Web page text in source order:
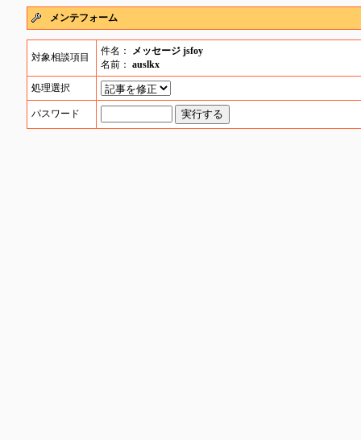
メンテフォーム
対象相談項目
件名：
メッセージ jsfoy
名前： auslkx
処理選択
パスワード